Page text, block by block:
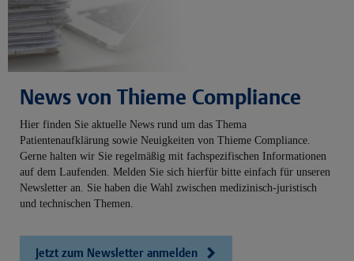
News von Thieme Compliance
Hier finden Sie aktuelle News rund um das Thema
Patientenaufklärung sowie Neuigkeiten von Thieme Compliance.
Gerne halten wir Sie regelmäßig mit fachspezifischen Informationen
auf dem Laufenden. Melden Sie sich hierfür bitte einfach für unseren
Newsletter an. Sie haben die Wahl zwischen medizinisch-juristisch
und technischen Themen.
Jetzt zum Newsletter anmelden